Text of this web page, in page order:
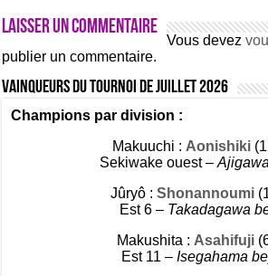
Laisser un commentaire
Vous devez
publier un commentaire.
Vainqueurs du tournoi de Juillet 2026
Champions par division :
Makuuchi :Aonishiki
Sekiwake ouest –
Jûryô : Shonannoumi
Est 6 – Takadagawa
Makushita :Asahifuji
Est 11 –Isegahama